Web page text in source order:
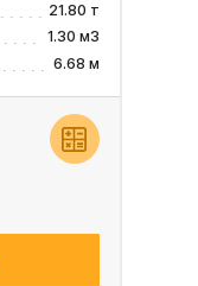
21.80 т
1.30 м3
6.68 м